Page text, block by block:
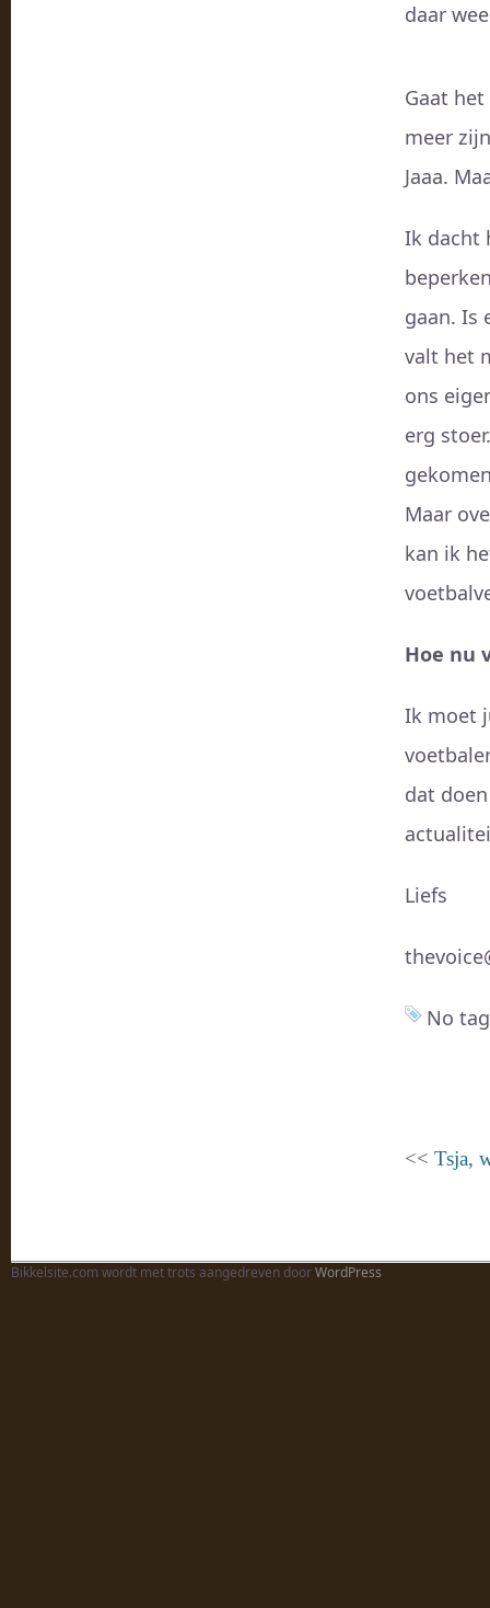
daar
Gaat
meer
Jaaa.
Ik dacht
gaan. Is
valt het
ons
erg
Maar
kan ik
Hoe nu
Ik moet
dat
Liefs
No
<< Tsja,
Bikkelsite.com wordt met trots aangedreven doorWordPress